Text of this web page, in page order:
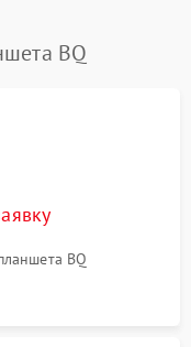
BQ
BQ